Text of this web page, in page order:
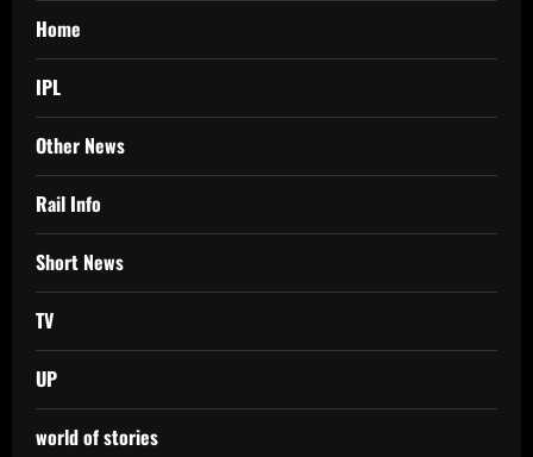
Home
IPL
Other News
Rail Info
Short News
TV
UP
world of stories